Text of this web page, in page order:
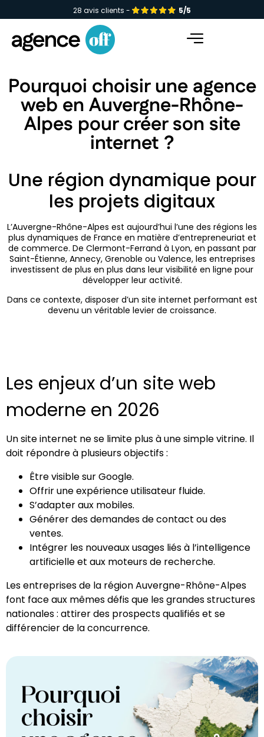
28 avis clients - 5/5
Pourquoi choisir une agence
web en Auvergne-Rhône-
Alpes pour créer son site
internet ?
Une région dynamique pour
les projets digitaux
L’Auvergne-Rhône-Alpes est aujourd’hui l’une des régions les
plus dynamiques de France en matière d’entrepreneuriat et
de commerce. De Clermont-Ferrand à Lyon, en passant par
Saint-Étienne, Annecy, Grenoble ou Valence, les entreprises
investissent de plus en plus dans leur visibilité en ligne pour
développer leur activité.
Dans ce contexte, disposer d’un site internet performant est
devenu un véritable levier de croissance.
Les enjeux d’un site web
moderne en 2026
Un site internet ne se limite plus à une simple vitrine. Il
doit répondre à plusieurs objectifs :
Être visible sur Google.
Offrir une expérience utilisateur fluide.
S’adapter aux mobiles.
Générer des demandes de contact ou des
ventes.
Intégrer les nouveaux usages liés à l’intelligence
artificielle et aux moteurs de recherche.
Les entreprises de la région Auvergne-Rhône-Alpes
font face aux mêmes défis que les grandes structures
nationales : attirer des prospects qualifiés et se
différencier de la concurrence.